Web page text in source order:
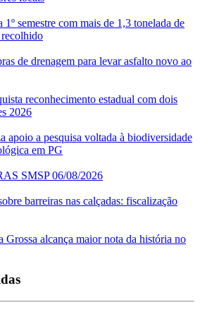
1º semestre com mais de 1,3 tonelada de
de drenagem para levar asfalto novo ao
reconhecimento estadual com dois
2026
apoio a pesquisa voltada à biodiversidade
em PG
SMSP 06/08/2026
barreiras nas calçadas: fiscalização
Grossa alcança maior nota da história no